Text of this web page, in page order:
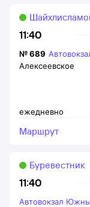
11:40
ежедневно
№689
Алексеевское
Маршрут
11:40
Буревестник
Автовокзал